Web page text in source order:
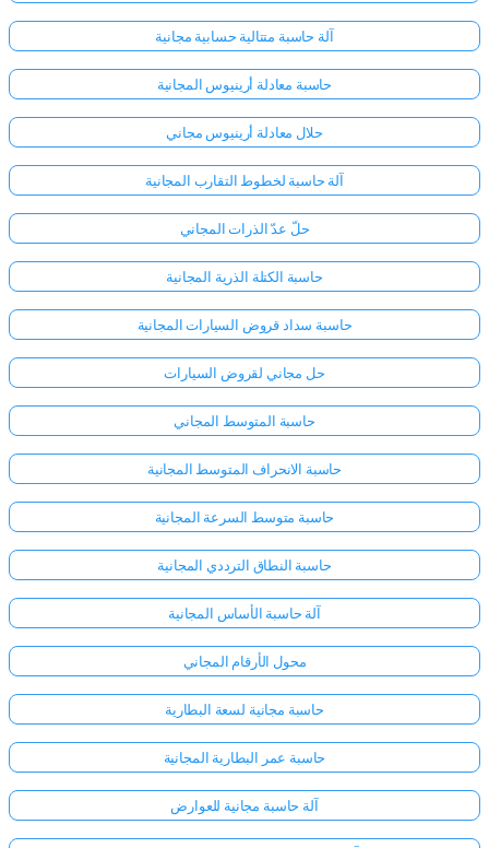
آلة حاسبة متتالية حسابية مجانية
حاسبة معادلة أرينيوس المجانية
حلال معادلة أرينيوس مجاني
آلة حاسبة لخطوط التقارب المجانية
حلّ عدّ الذرات المجاني
حاسبة الكتلة الذرية المجانية
حاسبة سداد قروض السيارات المجانية
حل مجاني لقروض السيارات
حاسبة المتوسط المجاني
حاسبة الانحراف المتوسط المجانية
حاسبة متوسط السرعة المجانية
حاسبة النطاق الترددي المجانية
آلة حاسبة الأساس المجانية
محول الأرقام المجاني
حاسبة مجانية لسعة البطارية
حاسبة عمر البطارية المجانية
آلة حاسبة مجانية للعوارض